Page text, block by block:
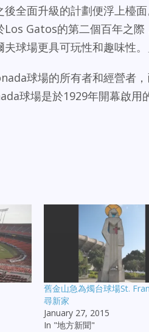
全面升級的計劃便浮上檯
Los Gatos的第二個百年之
球場更具可玩性和趣味性。
球場的所有者和經營者
球場是於1929年開幕啟用的
舊金山急為燭台球場St.
尋新家
January 27, 2015
In "地方新聞"